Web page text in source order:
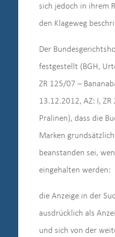
sich jedoch in ihrem
den Klageweg
Der
festgestellt (BGH,
ZR 125/07 –
13.12.2012, AZ: I, ZR
Pralinen), dass die
Marken
beanstanden sei,
eingehalten werden:
die Anzeige in der
ausdrücklich als
und sich von der